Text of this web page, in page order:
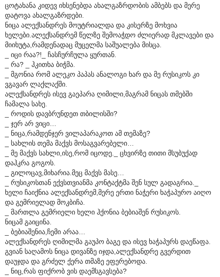
ცოტახანა კიდევ იხსენებდა ახალგაზრდობის ამბებს და მერე
დატოვა ახალგაზრდები.
ნიცა ალექსანდრეს მოუტრიალდა და კისერზე მოხვია
ხელები.ალექსანდრემ წელზე შემოაჭდო ძლიერად მკლავები და
მიიხუტა,რამდენადაც მუცელმა საშუალება მისცა.
_ იცი რაა?!_ ჩასჩურჩულა ყურთან.
_ რა? _ ჰკითხა ბიჭმა.
_ მგონია რომ ალეკო პაპას ანალოგი ხარ და მე რუსიკოს კი
ვგავარ ლაქლაქში.
ალექსანდრეს ისევ გაეპარა ღიმილი,მაგრამ ნიცას თმებში
ჩამალა სახე.
_ როდის დავბრუნდეთ თბილისში?
_ ჯერ არ ვიცი…
_ ნიცა,რამდენჯერ ვილაპარაკოთ ამ თემაზე?
_ სახლის თემა მაქვს მოსაგვარებელი…
_ მე მაქვს სახლი,ისე,რომ იცოდე._ ცხვირზე თითი მსუბუქად
დაჰკრა გოგოს.
_ გილოცავ,მიხარია.მეც მაქვს მასე…
_ რუსიკოსთან ექვსთვიანმა კონტაქტმა შენ სულ გადაგრია._
ხელი ჩაიქნია ალექსანდრემ,მერე ერთი ნაჭერი ხაჭაპურო აიღო
და გემრიელად მოკბიჩა.
_ მართლა გემრიელი ხელი ჰქონია ბებიაშენ რუსიკოს.
ნიცამ გაიცინა.
_ ბებიაშენია,ჩემი არაა…
ალექსანდრეს ღიმილმა გაუპო ბაგე და ისევ ხაჭაპურს დაეწაფა.
გვიან საღამოს ნიცა დივანზე იჯდა,ალექსანდრე გვერდით
დაუჯდა და გრძელ ქერა თმაზე ეფერებოდა.
_ ნიც,რას ფიქრობ ვის დაემსგავსება?